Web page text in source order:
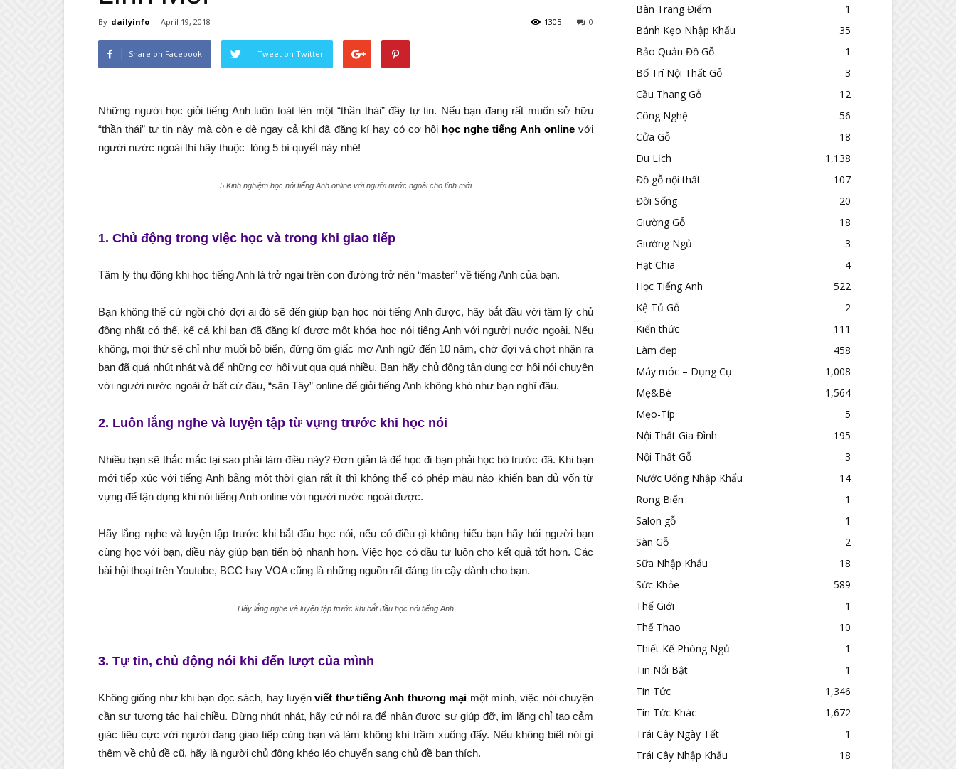
By dailyinfo - April 19, 2018 0
1305
Share on Facebook Tweet on Twitter
Những người học giỏi tiếng Anh luôn toát lên một “thần thái” đầy tự tin. Nếu bạn đang rất muốn sở hữu
“thần thái” tự tin này mà còn e dè ngay cả khi đã đăng kí hay có cơ hội học nghe tiếng Anh onlinevới
người nước ngoài thì hãy thuộc lòng 5 bí quyết này nhé!
5 Kinh nghiệm học nói tiếng Anh online với người nước ngoài cho lính mới
1. Chủ động trong việc học và trong khi giao tiếp
Tâm lý thụ động khi học tiếng Anh là trở ngại trên con đường trở nên “master” về tiếng Anh của bạn.
Bạn không thể cứ ngồi chờ đợi ai đó sẽ đến giúp bạn học nói tiếng Anh được, hãy bắt đầu với tâm lý chủ
động nhất có thể, kể cả khi bạn đã đăng kí được một khóa học nói tiếng Anh với người nước ngoài. Nếu
không, mọi thứ sẽ chỉ như muối bỏ biển, đừng ôm giấc mơ Anh ngữ đến 10 năm, chờ đợi và chợt nhận ra
bạn đã quá nhút nhát và để những cơ hội vụt qua quá nhiều. Bạn hãy chủ động tận dụng cơ hội nói chuyện
với người nước ngoài ở bất cứ đâu, “săn Tây” online để giỏi tiếng Anh không khó như bạn nghĩ đâu.
2. Luôn lắng nghe và luyện tập từ vựng trước khi học nói
Nhiều bạn sẽ thắc mắc tại sao phải làm điều này? Đơn giản là để học đi bạn phải học bò trước đã. Khi bạn
mới tiếp xúc với tiếng Anh bằng một thời gian rất ít thì không thể có phép màu nào khiến bạn đủ vốn từ
vựng để tận dụng khi nói tiếng Anh online với người nước ngoài được.
Hãy lắng nghe và luyện tập trước khi bắt đầu học nói, nếu có điều gì không hiểu bạn hãy hỏi người bạn
cùng học với bạn, điều này giúp bạn tiến bộ nhanh hơn. Việc học có đầu tư luôn cho kết quả tốt hơn. Các
bài hội thoại trên Youtube, BCC hay VOA cũng là những nguồn rất đáng tin cậy dành cho bạn.
Hãy lắng nghe và luyện tập trước khi bắt đầu học nói tiếng Anh
3. Tự tin, chủ động nói khi đến lượt của mình
Không giống như khi bạn đọc sách, hay luyệnviết thư tiếng Anh thương mại một mình, việc nói chuyện
cần sự tương tác hai chiều. Đừng nhút nhát, hãy cứ nói ra để nhận được sự giúp đỡ, im lặng chỉ tạo cảm
giác tiêu cực với người đang giao tiếp cùng bạn và làm không khí trầm xuống đấy. Nếu không biết nói gì
thêm về chủ đề cũ, hãy là người chủ động khéo léo chuyển sang chủ đề bạn thích.
Bàn Trang Điểm
1
Bánh Kẹo Nhập Khẩu
35
Bảo Quản Đồ Gỗ
1
Bố Trí Nội Thất Gỗ
3
Cầu Thang Gỗ
12
Công Nghệ
56
Cửa Gỗ
18
Du Lịch
1,138
Đồ gỗ nội thất
107
Đời Sống
20
Giường Gỗ
18
Giường Ngủ
3
Hạt Chia
4
Học Tiếng Anh
522
Kệ Tủ Gỗ
2
Kiến thức
111
Làm đẹp
458
Máy móc – Dụng Cụ
1,008
Mẹ&Bé
1,564
Mẹo-Típ
5
Nội Thất Gia Đình
195
Nội Thất Gỗ
3
Nước Uống Nhập Khẩu
14
Rong Biển
1
Salon gỗ
1
Sàn Gỗ
2
Sữa Nhập Khẩu
18
Sức Khỏe
589
Thế Giới
1
Thể Thao
10
Thiết Kế Phòng Ngủ
1
Tin Nổi Bật
1
Tin Tức
1,346
Tin Tức Khác
1,672
Trái Cây Ngày Tết
1
Trái Cây Nhập Khẩu
18